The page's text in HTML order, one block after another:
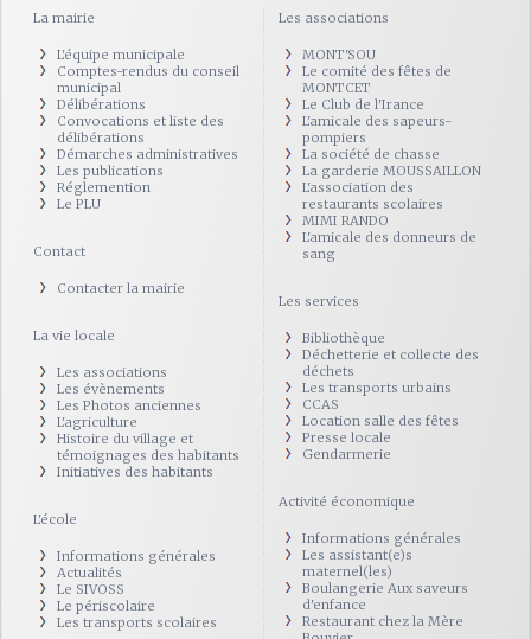
La mairie
L'équipe municipale
Comptes-rendus du conseil
municipal
Délibérations
Convocations et liste des
délibérations
Démarches administratives
Les publications
Réglemention
Le PLU
Contact
Contacter la mairie
La vie locale
Les associations
Les évènements
Les Photos anciennes
L'agriculture
Histoire du village et
témoignages des habitants
Initiatives des habitants
L'école
Informations générales
Actualités
Le SIVOSS
Le périscolaire
Les transports scolaires
Les associations
MONT'SOU
Le comité des fêtes de
MONTCET
Le Club de l'Irance
L'amicale des sapeurs-
pompiers
La société de chasse
La garderie MOUSSAILLON
L'association des
restaurants scolaires
MIMI RANDO
L'amicale des donneurs de
sang
Les services
Bibliothèque
Déchetterie et collecte des
déchets
Les transports urbains
CCAS
Location salle des fêtes
Presse locale
Gendarmerie
Activité économique
Informations générales
Les assistant(e)s
maternel(les)
Boulangerie Aux saveurs
d'enfance
Restaurant chez la Mère